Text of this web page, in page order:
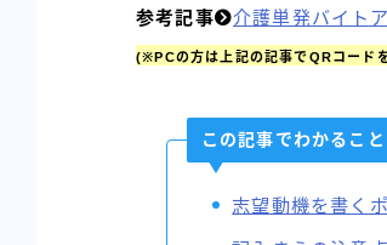
参考記事 介護単発バイト
(※PCの方は上記の記事でQRコード
この記事でわかること
志望動機を書く